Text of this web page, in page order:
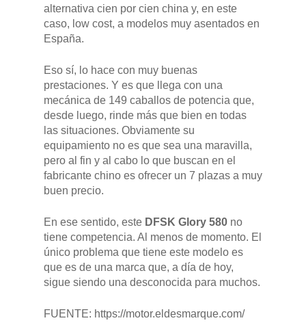
alternativa cien por cien china y, en este
caso, low cost, a modelos muy asentados en
España.
Eso sí, lo hace con muy buenas
prestaciones. Y es que llega con una
mecánica de 149 caballos de potencia que,
desde luego, rinde más que bien en todas
las situaciones. Obviamente su
equipamiento no es que sea una maravilla,
pero al fin y al cabo lo que buscan en el
fabricante chino es ofrecer un 7 plazas a muy
buen precio.
En ese sentido, este DFSK Glory 580 no
tiene competencia. Al menos de momento. El
único problema que tiene este modelo es
que es de una marca que, a día de hoy,
sigue siendo una desconocida para muchos.
FUENTE: https://motor.eldesmarque.com/
GAMA
DFSK 500
DFSK E5
DFSK 600
SOBRE DFSK
RENTING
POSTVENTA
Garantías
Mantenimiento
Manuales y catálogos
BLOG
CONTACTO